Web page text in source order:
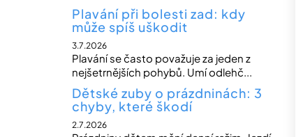
Plavání při bolesti zad: kdy
může spíš uškodit
3.7.2026
Plavání se často považuje za jeden z
nejšetrnějších pohybů. Umí odlehč...
Dětské zuby o prázdninách: 3
chyby, které škodí
2.7.2026